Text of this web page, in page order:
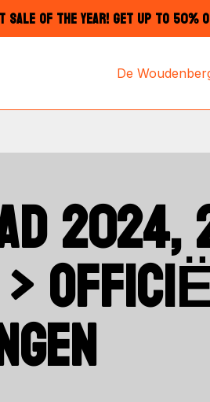
SALE OF THE YEAR! GET UP TO 50%
De